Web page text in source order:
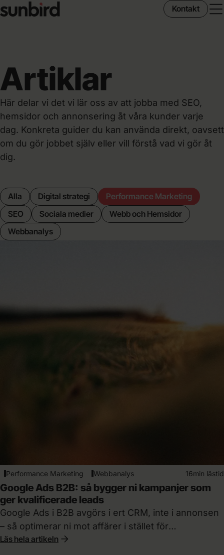
Kontakt
Artiklar
Här delar vi det vi lär oss av att jobba med SEO,
hemsidor och annonsering åt våra kunder varje
dag. Konkreta guider du kan använda direkt, oavsett
om du gör jobbet själv eller vill förstå vad vi gör åt
dig.
Alla Digital strategi
Performance Marketing
SEO
Sociala medier
Webb och Hemsidor
Webbanalys
Performance Marketing Webbanalys 16min lästid
Google Ads B2B: så bygger ni kampanjer som
ger kvalificerade leads
Google Ads i B2B avgörs i ert CRM, inte i annonsen
– så optimerar ni mot affärer i stället för
formulärinskick.
Läs hela artikeln